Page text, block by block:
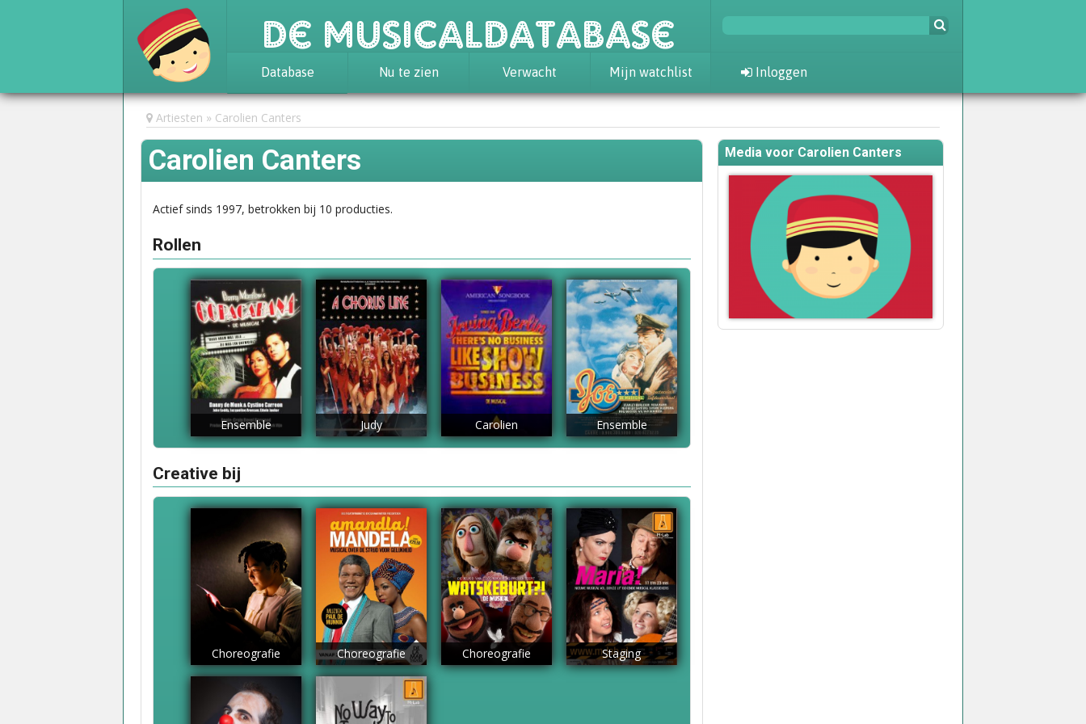
De Musicaldatabase
Database
Achtergrond
Awards
Statistieken
Nu te zien Verwacht Mijn watchlist Inloggen
Artiesten Carolien Canters
Carolien Canters
Actief sinds 1997, betrokken bij 10 producties.
Rollen
Ensemble Judy Carolien Ensemble
Creative bij
Choreografie Choreografie Choreografie Staging
Media voor Carolien Canters